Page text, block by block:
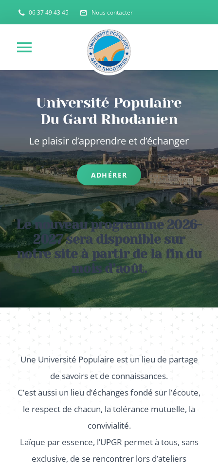
Passer
au
06 37 49 43 45 Nous contacter
Toggle
QUI SOMMES NOUS ?
NOS ACTIVITES
ACTUALITES
NOUS CONTACTER
ADHERER
Université Populaire
Du Gard Rhodanien
Le plaisir d’apprendre et d’échanger
ADHÉRER
Le nouveau programme 2026-
2027 sera disponible sur
notre site à partir de la fin du
mois d’août.
Une Université Populaire est un lieu de partage
de savoirs et de connaissances.
C’est aussi un lieu d’échanges fondé sur l’écoute,
le respect de chacun, la tolérance mutuelle, la
convivialité.
Laïque par essence, l’UPGR permet à tous, sans
exclusive, de se rencontrer lors d’ateliers